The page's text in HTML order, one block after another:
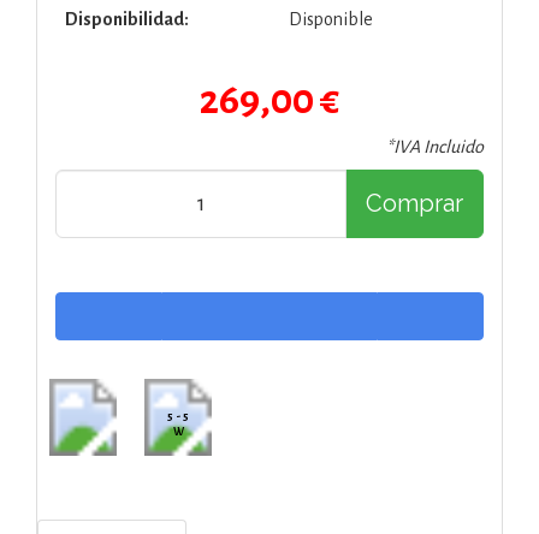
Disponibilidad: Disponible
269,00 €
*IVA Incluido
Comprar
5 - 5
W